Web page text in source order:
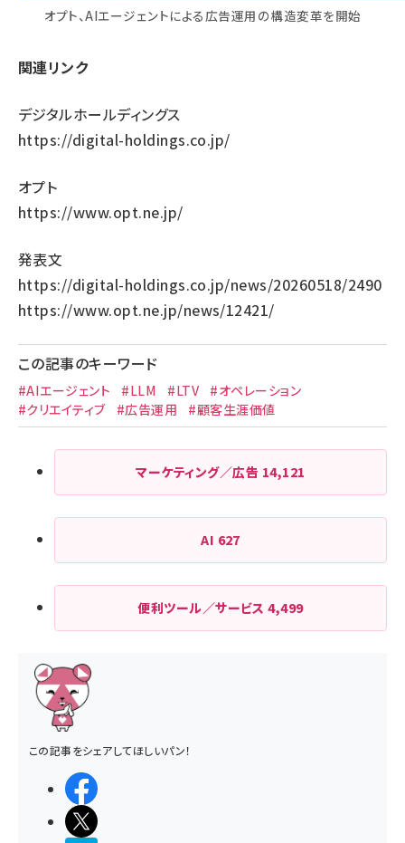
オプト、AIエージェントによる広告運用の構造変革を開始
関連リンク
デジタルホールディングス
https://digital-holdings.co.jp/
オプト
https://www.opt.ne.jp/
発表文
https://digital-holdings.co.jp/news/20260518/2490
https://www.opt.ne.jp/news/12421/
この記事のキーワード
#AIエージェント #LLM #LTV
#オペレーション
#クリエイティブ
#広告運用 #顧客生涯価値
マーケティング／広告 14,121
AI 627
便利ツール／サービス4,499
この記事をシェアしてほしいパン！